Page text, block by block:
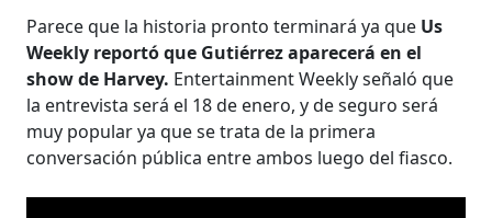
Parece que la historia pronto terminará ya que Us
Weekly reportó que Gutiérrez aparecerá en el
show de Harvey. Entertainment Weekly señaló que
la entrevista será el 18 de enero, y de seguro será
muy popular ya que se trata de la primera
conversación pública entre ambos luego del fiasco.